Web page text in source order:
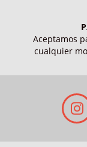
Aceptamos
cualquier